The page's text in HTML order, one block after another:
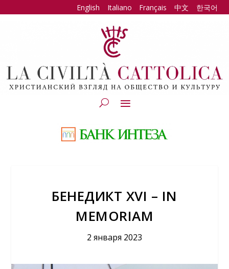
English Italiano Français 中文 한국어
БЕНЕДИКТ XVI – IN
MEMORIAM
2 января 2023